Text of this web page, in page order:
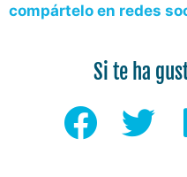
compártelo en redes
Si te ha